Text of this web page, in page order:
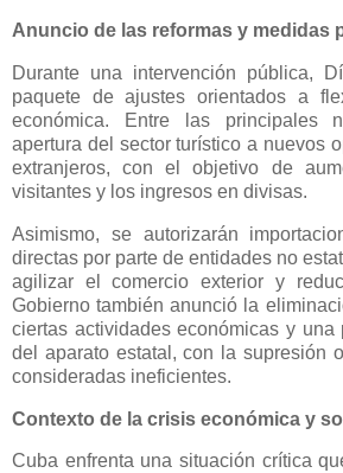
Anuncio de las reformas y medidas
Durante una intervención pública,
paquete de ajustes orientados a
económica. Entre las principales
apertura del sector turístico a nuevos
extranjeros, con el objetivo de
visitantes y los ingresos en divisas.
Asimismo, se autorizarán
directas por parte de entidades no
agilizar el comercio exterior y
Gobierno también anunció la
ciertas actividades económicas y una
del aparato estatal, con la supresión
consideradas ineficientes.
Contexto de la crisis económica y
Cuba enfrenta una situación crítica